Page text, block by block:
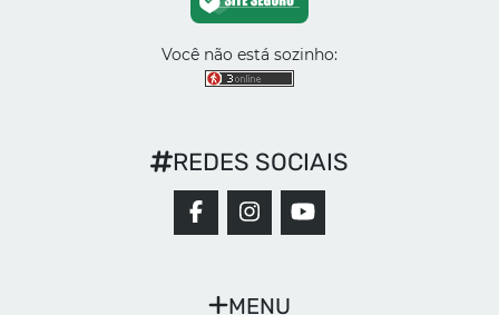
Você não está sozinho:
MENU
REDES SOCIAIS